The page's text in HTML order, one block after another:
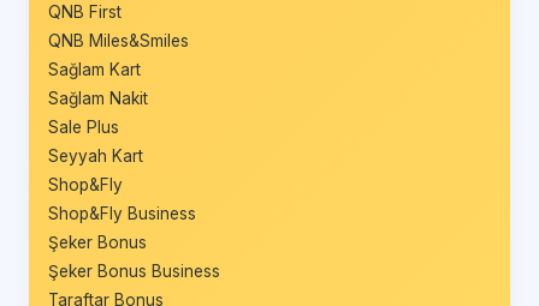
QNB First
QNB Miles&Smiles
Sağlam Kart
Sağlam Nakit
Sale Plus
Seyyah Kart
Shop&Fly
Shop&Fly Business
Şeker Bonus
Şeker Bonus Business
Taraftar Bonus